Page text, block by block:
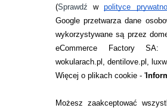
(Sprawdźwpolityce
Google przetwarza dane
wykorzystywane są przez
eCommerce Factory SA:
wokularach.pl, dentilove.pl,
Więcej o plikach cookie - '
Możesz zaakceptować
ZWROTY I REKLAMACJA
WARUNKI ZAKUPÓW
RANKINGI SOCZEWEK
SOCZEWKI KOLOROWE